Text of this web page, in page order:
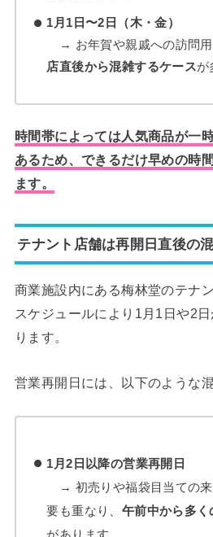
1月1日〜2日（木・金）
→ お年賀や親戚への訪問用
店直後から混雑するケースが
時間帯によっては人気商品が一
あるため、できるだけ早めの時
ます。
テナント店舗は再開日直後の
商業施設内にある梅林堂のテナ
スケジュールにより1月1日や2
ります。
営業再開日には、以下のような
1月2日以降の営業再開日
→ 初売りや福袋目当ての来
要も重なり、 午前中から多
があります。